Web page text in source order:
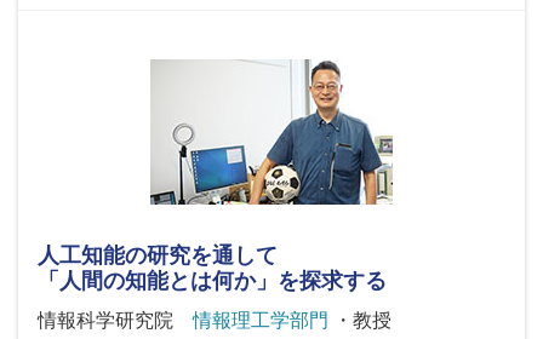
人工知能の研究を通して
「人間の知能とは何か」を探求する
情報科学研究院情報理工学部門 ・教授